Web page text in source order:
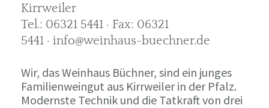
Kirrweiler
Tel.: 06321 5441 · Fax: 06321
5441 · info@weinhaus-buechner.de
Wir, das Weinhaus Büchner, sind ein junges
Familienweingut aus Kirrweiler in der Pfalz.
Modernste Technik und die Tatkraft von drei